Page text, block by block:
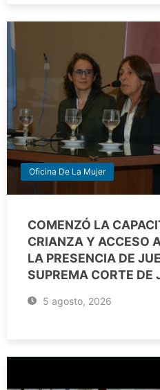
Oficina De La Mujer
COMENZÓ LA
CRIANZA Y ACCESO
LA PRESENCIA DE
SUPREMA CORTE DE
5 agosto, 2026